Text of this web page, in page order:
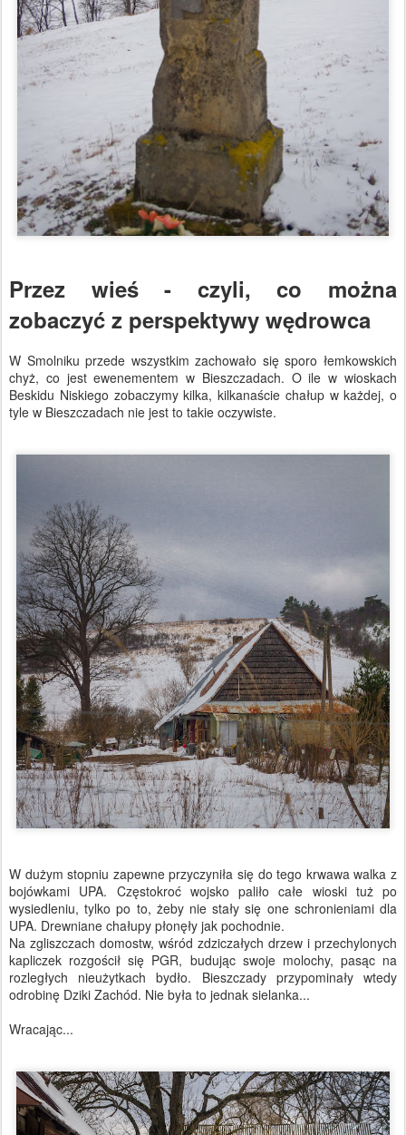
Przez wieś - czyli, co można
zobaczyć z perspektywy wędrowca
W Smolniku przede wszystkim zachowało się sporo łemkowskich
chyż, co jest ewenementem w Bieszczadach. O ile w wioskach
Beskidu Niskiego zobaczymy kilka, kilkanaście chałup w każdej, o
tyle w Bieszczadach nie jest to takie oczywiste.
W dużym stopniu zapewne przyczyniła się do tego krwawa walka z
bojówkami UPA. Częstokroć wojsko paliło całe wioski tuż po
wysiedleniu, tylko po to, żeby nie stały się one schronieniami dla
UPA. Drewniane chałupy płonęły jak pochodnie.
Na zgliszczach domostw, wśród zdziczałych drzew i przechylonych
kapliczek rozgościł się PGR, budując swoje molochy, pasąc na
rozległych nieużytkach bydło. Bieszczady przypominały wtedy
odrobinę Dziki Zachód. Nie była to jednak sielanka...
Wracając...